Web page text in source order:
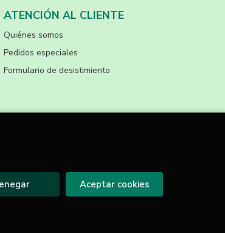
ATENCIÓN AL CLIENTE
Quiénes somos
Pedidos especiales
Formulario de desistimiento
y Deporte.
Aceptar cookies